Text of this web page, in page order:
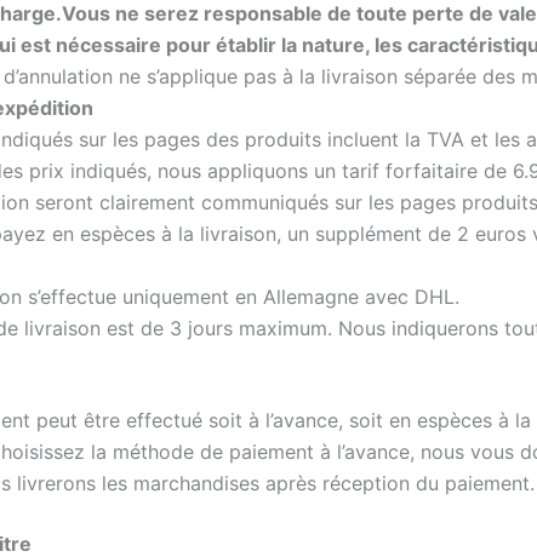
Vous ne serez responsable de toute perte de
est nécessaire pour établir la nature, les
ne s’applique pas à la livraison séparée des
sur les pages des produits incluent la TVA et les
prix indiqués, nous appliquons un tarif forfaitaire de
seront clairement communiqués sur les pages
en espèces à la livraison, un supplément de 2
s’effectue uniquement en Allemagne avec DHL.
livraison est de 3 jours maximum. Nous indiquerons
peut être effectué soit à l’avance, soit en espèces à la
la méthode de paiement à l’avance, nous
livrerons les marchandises après réception du paiement.